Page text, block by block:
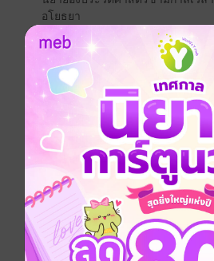
อโยธยา
เรื่องราวของ 'ยามาดะ นางามะสะ
เป็นเสนาบดีแห่งกรุงศรีฯ และเรื่อง
นักศึกษาหนุ่มในยุคปัจจุบัน ผู้ตามหา
พ่อของเขาใช้ปลิดชีพตัวเอง จะเกี่ยว
ยังมีเธอ...แสงแรก กับปริศนาดาบอีก
ความหวังไว้ที่เขา ที่จะค้นหาคำตอบ
คลางแคลงใจแก่ทุกคน เพื่อรักของเข
อะไรขวางกั้นได้อีกต่อไป...
ประเภทไฟล์
วันที่วางขาย